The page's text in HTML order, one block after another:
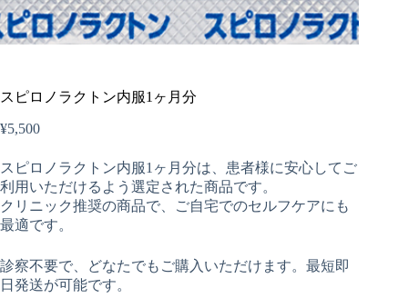
スピロノラクトン内服1ヶ月分
¥5,500
スピロノラクトン内服1ヶ月分は、患者様に安心してご
利用いただけるよう選定された商品です。
クリニック推奨の商品で、ご自宅でのセルフケアにも
最適です。
診察不要で、どなたでもご購入いただけます。最短即
日発送が可能です。